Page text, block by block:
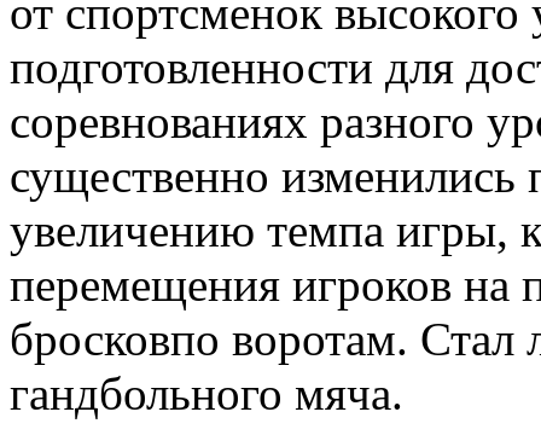
от спортсменок
подготовленности для
соревнованиях разного
существенно изменились
увеличению темпа игры,
перемещения игроков на
бросковпо воротам. Стал
гандбольного мяча.